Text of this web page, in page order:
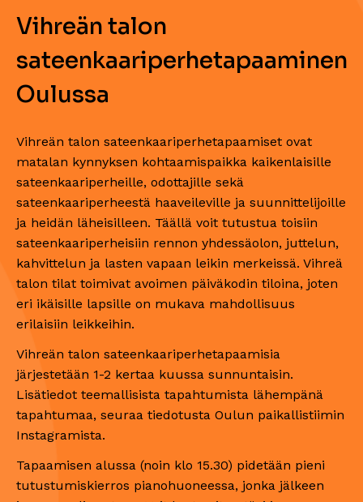
Vihreän talon
sateenkaariperhetapaaminen
Oulussa
Vihreän talon sateenkaariperhetapaamiset ovat
matalan kynnyksen kohtaamispaikka kaikenlaisille
sateenkaariperheille, odottajille sekä
sateenkaariperheestä haaveileville ja suunnittelijoille
ja heidän läheisilleen. Täällä voit tutustua toisiin
sateenkaariperheisiin rennon yhdessäolon, juttelun,
kahvittelun ja lasten vapaan leikin merkeissä. Vihreä
talon tilat toimivat avoimen päiväkodin tiloina, joten
eri ikäisille lapsille on mukava mahdollisuus
erilaisiin leikkeihin.
Vihreän talon sateenkaariperhetapaamisia
järjestetään 1-2 kertaa kuussa sunnuntaisin.
Lisätiedot teemallisista tapahtumista lähempänä
tapahtumaa, seuraa tiedotusta Oulun paikallistiimin
Instagramista.
Tapaamisen alussa (noin klo 15.30) pidetään pieni
tutustumiskierros pianohuoneessa, jonka jälkeen